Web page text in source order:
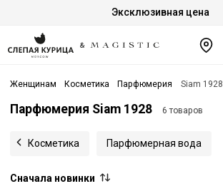
Эксклюзивная цена
Женщинам Косметика Парфюмерия Siam 1928
Парфюмерия Siam 1928 6 товаров
Косметика Парфюмерная вода
Сначала новинки